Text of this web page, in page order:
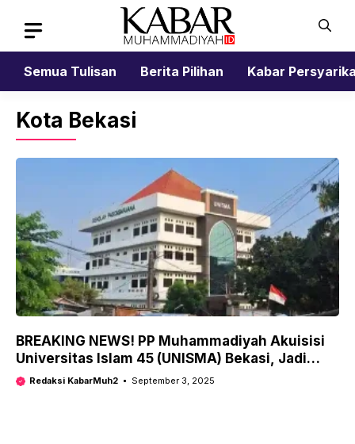
content
Semua Tulisan
Berita Pilihan Kabar
Kota Bekasi
BREAKING NEWS! PP Muhammadiyah Akuisisi
Universitas Islam 45 (UNISMA) Bekasi, Jadi
Kampus ke-163
Redaksi KabarMuh2 September 3, 2025